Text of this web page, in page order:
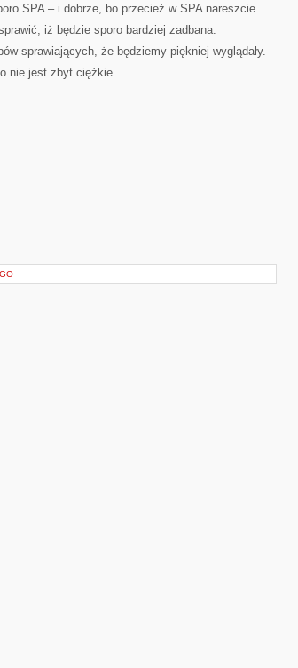
SPA – i dobrze, bo przecież w SPA nareszcie
iż będzie sporo bardziej zadbana.
sprawiających, że będziemy piękniej wyglądały.
nie jest zbyt ciężkie.